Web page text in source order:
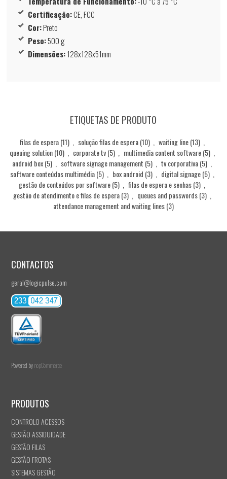
Certificação:CE, FCC
Cor:Preto
Peso:500 g
Dimensões:128x128x51mm
ETIQUETAS DE PRODUTO
filas de espera(11) solução filas de espera(10) waiting line(13)
queuing solution(10) corporate tv(5) multimedia content software(5)
android box(5) software signage management (5) tv corporativa(5)
software conteúdos multimédia(5) box android (3) digital signage(5)
gestão de conteúdos por software(5) filas de espera e senhas(3)
gestão de atendimento e filas de espera(3) queues and passwords(3)
attendance management and waiting lines(3)
CONTACTOS
geral@logicpulse.com
Powered bynopCommerce
PRODUTOS
CONTROLO ACESSOS
GESTÃO ASSIDUIDADE
GESTÃO FILAS
GESTÃO FROTAS
SISTEMAS GESTÃO